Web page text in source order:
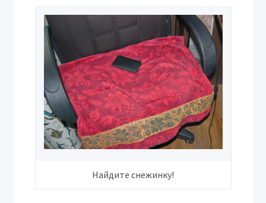
Найдите снежинку!